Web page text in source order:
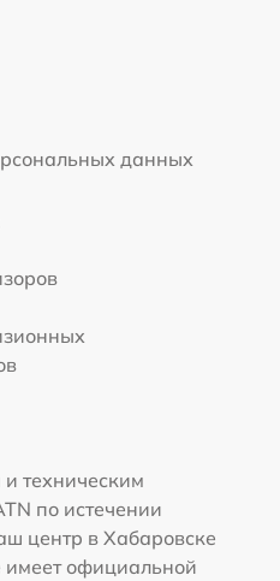
данных
техническим
по истечении
центр в Хабаровске
имеет официальной